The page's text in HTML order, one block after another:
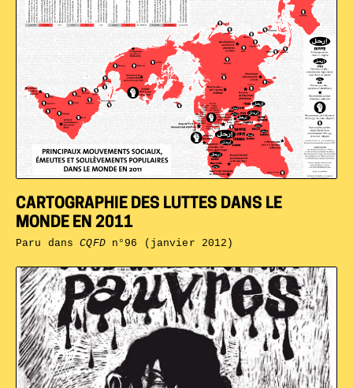
CARTOGRAPHIE DES LUTTES DANS LE
MONDE EN 2011
Paru dansCQFDn°96 (janvier 2012)